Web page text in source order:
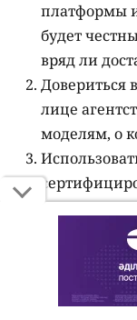
платформы
будет
вряд ли
Довериться
лице
моделям, о
и IT-
стоимость
интернет-